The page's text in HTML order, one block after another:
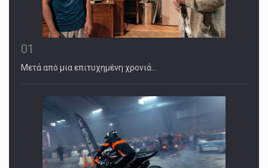
01
Μετά από μια επιτυχημένη χρονιά…